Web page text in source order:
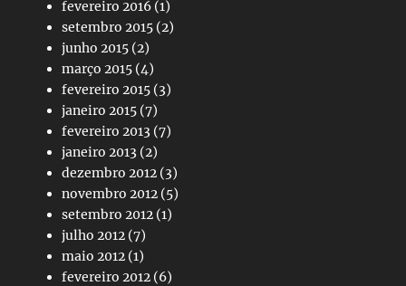
fevereiro 2016 (1)
setembro 2015 (2)
junho 2015 (2)
março 2015 (4)
fevereiro 2015 (3)
janeiro 2015 (7)
fevereiro 2013 (7)
janeiro 2013 (2)
dezembro 2012 (3)
novembro 2012 (5)
setembro 2012 (1)
julho 2012 (7)
maio 2012 (1)
fevereiro 2012 (6)